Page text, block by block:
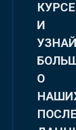
КУРСЕ
И
О